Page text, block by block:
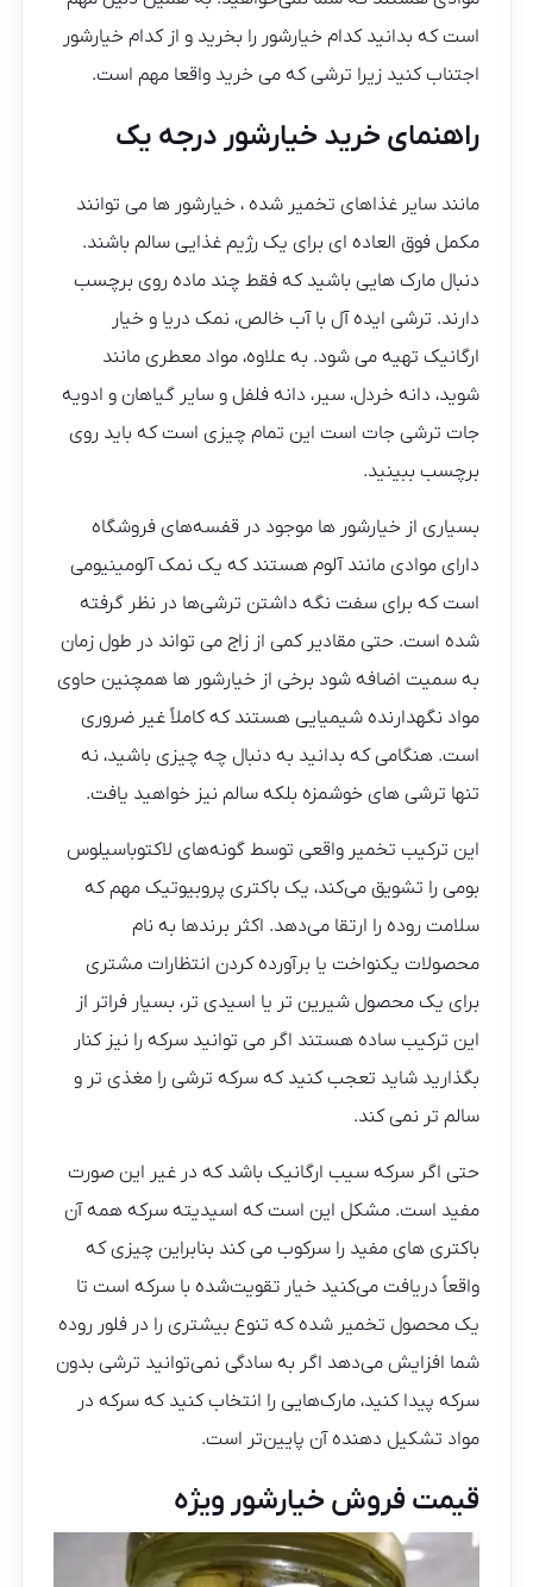
است که بدانید کدام خیارشور را بخرید و از کدام خیارشور
اجتناب کنید زیرا ترشی که می خرید واقعا مهم است.
راهنمای خرید خیارشور درجه یک
مانند سایر غذاهای تخمیر شده ، خیارشور ها می توانند
مکمل فوق العاده ای برای یک رژیم غذایی سالم باشند.
دنبال مارک هایی باشید که فقط چند ماده روی برچسب
دارند. ترشی ایده آل با آب خالص، نمک دریا و خیار
ارگانیک تهیه می شود. به علاوه، مواد معطری مانند
شوید، دانه خردل، سیر، دانه فلفل و سایر گیاهان و ادویه
جات ترشی جات است این تمام چیزی است که باید روی
برچسب ببینید.
بسیاری از خیارشور ها موجود در قفسه‌های فروشگاه
دارای موادی مانند آلوم هستند که یک نمک آلومینیومی
است که برای سفت نگه داشتن ترشی‌ها در نظر گرفته
شده است. حتی مقادیر کمی از زاج می تواند در طول زمان
به سمیت اضافه شود برخی از خیارشور ها همچنین حاوی
مواد نگهدارنده شیمیایی هستند که کاملاً غیر ضروری
است. هنگامی که بدانید به دنبال چه چیزی باشید، نه
تنها ترشی های خوشمزه بلکه سالم نیز خواهید یافت.
این ترکیب تخمیر واقعی توسط گونه‌های لاکتوباسیلوس
بومی را تشویق می‌کند، یک باکتری پروبیوتیک مهم که
سلامت روده را ارتقا می‌دهد. اکثر برندها به نام
محصولات یکنواخت یا برآورده کردن انتظارات مشتری
برای یک محصول شیرین تر یا اسیدی تر، بسیار فراتر از
این ترکیب ساده هستند اگر می توانید سرکه را نیز کنار
بگذارید شاید تعجب کنید که سرکه ترشی را مغذی تر و
سالم تر نمی کند.
حتی اگر سرکه سیب ارگانیک باشد که در غیر این صورت
مفید است. مشکل این است که اسیدیته سرکه همه آن
باکتری های مفید را سرکوب می کند بنابراین چیزی که
واقعاً دریافت می‌کنید خیار تقویت‌شده با سرکه است تا
یک محصول تخمیر شده که تنوع بیشتری را در فلور روده
شما افزایش می‌دهد اگر به سادگی نمی‌توانید ترشی بدون
سرکه پیدا کنید، مارک‌هایی را انتخاب کنید که سرکه در
مواد تشکیل دهنده آن پایین‌تر است.
قیمت فروش خیارشور ویژه